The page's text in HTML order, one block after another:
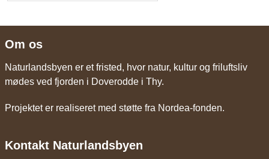
Om os
Naturlandsbyen er et fristed, hvor natur, kultur og friluftsliv
mødes ved fjorden i Doverodde i Thy.
Projektet er realiseret med støtte fra Nordea-fonden.
Kontakt Naturlandsbyen